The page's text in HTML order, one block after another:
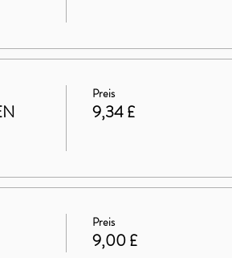
Preis
9,34 £
Preis
9,00 £